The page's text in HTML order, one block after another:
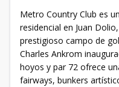
Metro Country Club es
residencial en Juan
prestigioso campo de
Charles Ankrom
hoyos y par 72 ofrece
fairways, bunkers